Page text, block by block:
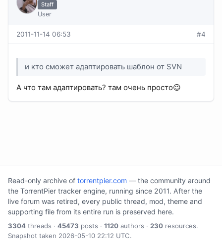
Staff
User
2011-11-14 06:53 #4
и кто сможет адаптировать шаблон от SVN
А что там адаптировать? там очень просто😉
Read-only archive of torrentpier.com — the community around
the TorrentPier tracker engine, running since 2011. After the
live forum was retired, every public thread, mod, theme and
supporting file from its entire run is preserved here.
3304 threads · 45473 posts · 1120 authors · 230 resources.
Snapshot taken 2026-05-10 22:12 UTC.